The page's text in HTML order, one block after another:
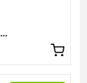
buitenband tbv bakfiets VOOR zw-br. 24inch